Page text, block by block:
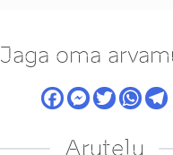
Jaga oma
Arutelu